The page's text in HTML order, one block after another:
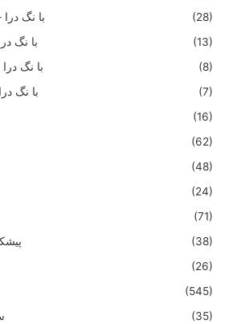
با نگ
(28)
با نگ
(13)
با نگ
(8)
با نگ
(7)
(16)
(62)
(48)
(24)
(71)
(38)
(26)
(545)
(35)